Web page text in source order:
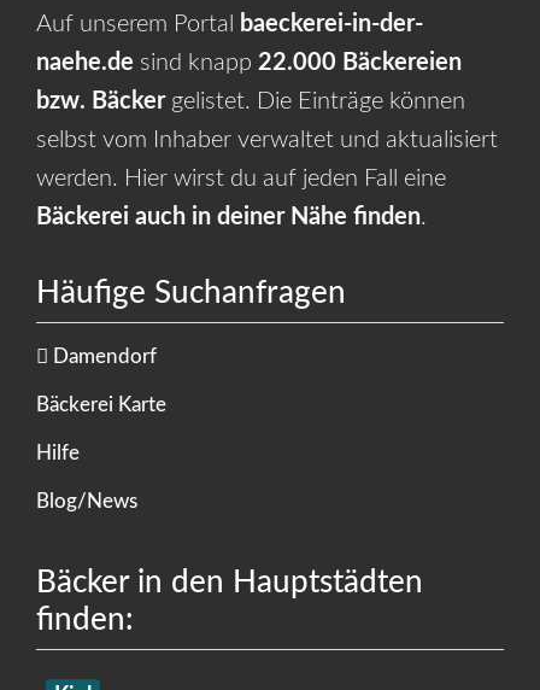
Auf unserem Portal
baeckerei-in-der-
naehe.de sind knapp 22.000 Bäckereien
bzw. Bäckergelistet. Die Einträge können
selbst vom Inhaber verwaltet und aktualisiert
werden. Hier wirst du auf jeden Fall eine
Bäckerei auch in deiner Nähe finden.
Häufige Suchanfragen
Damendorf
Bäckerei Karte
Hilfe
Blog/News
Bäcker in den Hauptstädten
finden: